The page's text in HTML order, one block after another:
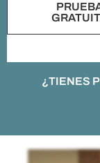
¿TIENES